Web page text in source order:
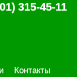
315-45-11
Контакты